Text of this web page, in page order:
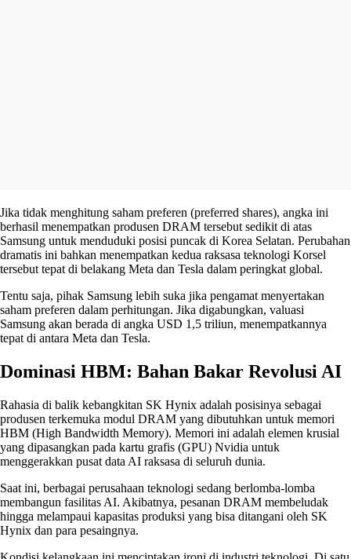
Jika tidak menghitung saham preferen (preferred shares), angka ini
berhasil menempatkan produsen DRAM tersebut sedikit di atas
Samsung untuk menduduki posisi puncak di Korea Selatan. Perubahan
dramatis ini bahkan menempatkan kedua raksasa teknologi Korsel
tersebut tepat di belakang Meta dan Tesla dalam peringkat global.
Tentu saja, pihak Samsung lebih suka jika pengamat menyertakan
saham preferen dalam perhitungan. Jika digabungkan, valuasi
Samsung akan berada di angka USD 1,5 triliun, menempatkannya
tepat di antara Meta dan Tesla.
Dominasi HBM: Bahan Bakar Revolusi AI
Rahasia di balik kebangkitan SK Hynix adalah posisinya sebagai
produsen terkemuka modul DRAM yang dibutuhkan untuk memori
HBM (High Bandwidth Memory). Memori ini adalah elemen krusial
yang dipasangkan pada kartu grafis (GPU) Nvidia untuk
menggerakkan pusat data AI raksasa di seluruh dunia.
Saat ini, berbagai perusahaan teknologi sedang berlomba-lomba
membangun fasilitas AI. Akibatnya, pesanan DRAM membeludak
hingga melampaui kapasitas produksi yang bisa ditangani oleh SK
Hynix dan para pesaingnya.